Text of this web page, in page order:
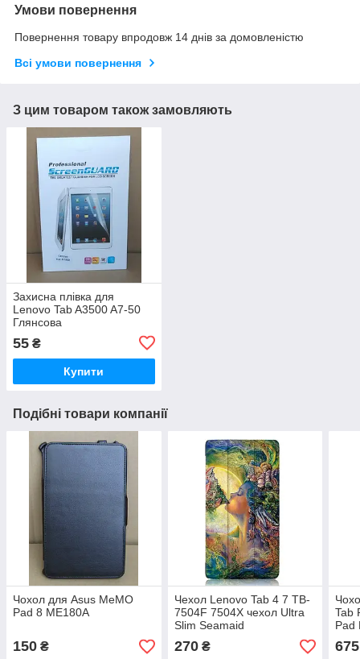
Умови повернення
Повернення товару впродовж 14 днів за домовленістю
Всі умови повернення
З цим товаром також замовляють
Захисна плівка для
Lenovo Tab A3500 A7-50
Глянсова
55 ₴
Купити
Подібні товари компанії
Чохол для Asus MeMO
Pad 8 ME180A
150 ₴
Чехол Lenovo Tab 4 7 TB-
7504F 7504X чехол Ultra
Slim Seamaid
270₴
Tab
Pad
675